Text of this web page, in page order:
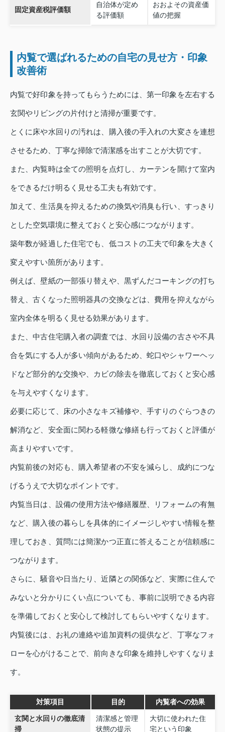
固定資産税評価額
自治体が定め
る評価額
おおよその資産価
値の把握
内覧で選ばれるための自宅の見せ方・印象
改善術
内覧で好印象を持ってもらうためには、第一印象を左右する
玄関やリビングの片付けと清掃が重要です。
とくに床や水回りの汚れは、購入後の手入れの大変さを連想
させるため、丁寧な掃除で清潔感を出すことが大切です。
また、内覧時は全ての照明を点灯し、カーテンを開けて室内
をできるだけ明るく見せる工夫も有効です。
加えて、生活臭を抑えるための換気や消臭も行い、すっきり
とした空気環境に整えておくと安心感につながります。
築年数が経過した住宅でも、低コストの工夫で印象を大きく
変えやすい箇所があります。
例えば、壁紙の一部張り替えや、黒ずんだコーキングの打ち
替え、古くなった照明器具の交換などは、費用を抑えながら
室内全体を明るく見せる効果があります。
また、中古住宅購入者の調査では、水回り設備の古さや不具
合を気にする人が多い傾向があるため、蛇口やシャワーヘッ
ドなど部分的な交換や、カビの除去を徹底しておくと安心感
を与えやすくなります。
必要に応じて、床の小さなキズ補修や、手すりのぐらつきの
解消など、安全面に関わる軽微な修繕も行っておくと評価が
高まりやすいです。
内覧前後の対応も、購入希望者の不安を減らし、成約につな
げるうえで大切なポイントです。
内覧当日は、設備の使用方法や修繕履歴、リフォームの有無
など、購入後の暮らしを具体的にイメージしやすい情報を整
理しておき、質問には簡潔かつ正直に答えることが信頼感に
つながります。
さらに、騒音や日当たり、近隣との関係など、実際に住んで
みないと分かりにくい点についても、事前に説明できる内容
を準備しておくと安心して検討してもらいやすくなります。
内覧後には、お礼の連絡や追加資料の提供など、丁寧なフォ
ローを心がけることで、前向きな印象を維持しやすくなりま
す。
対策項目 目的 内覧者への効果
玄関と水回りの徹底清
掃
清潔感と管理
状態の提示
大切に使われた住
宅という印象